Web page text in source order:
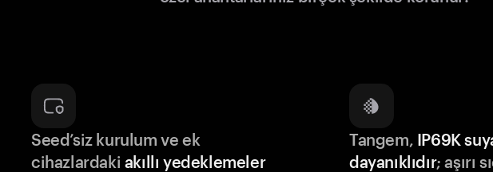
Seed’siz kurulum ve ek
cihazlardaki akıllı yedeklemeler
Tangem, IP69K
dayanıklıdır; aşırı